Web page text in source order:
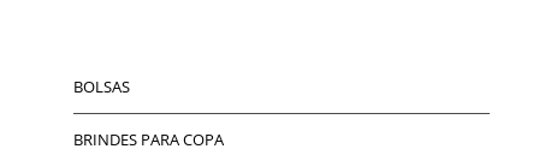
BOLSAS
BRINDES PARA COPA